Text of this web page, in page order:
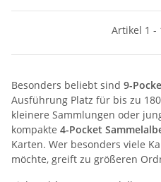
Artikel 1 -
Besonders beliebt sind 9-
Ausführung Platz für bis zu
kleinere Sammlungen oder
kompakte 4-Pocket
Karten. Wer besonders viele
möchte, greift zu größeren